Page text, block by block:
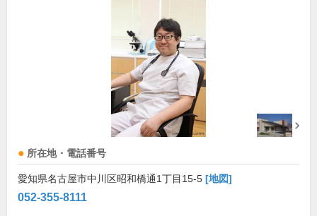
所在地・電話番号
愛知県名古屋市中川区昭和橋通1丁目15-5 [地図]
052-355-8111